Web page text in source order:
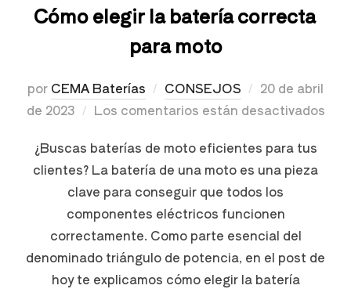
Cómo elegir la batería correcta
para moto
por CEMA Baterías CONSEJOS
20 de abril
de 2023
Los comentarios están desactivados
¿Buscas baterías de moto eficientes para tus
clientes? La batería de una moto es una pieza
clave para conseguir que todos los
componentes eléctricos funcionen
correctamente. Como parte esencial del
denominado triángulo de potencia, en el post de
hoy te explicamos cómo elegir la batería